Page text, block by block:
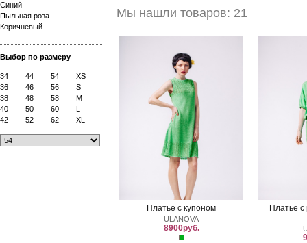
Синий
Пыльная роза
Коричневый
Выбор по размеру
34 44 54
XS
36
46 56
S
38
48 58
M
40
50 60
L
42
52 62 XL
Мы нашли товаров: 21
Платье с купоном
ULANOVA
8900руб.
Платье с